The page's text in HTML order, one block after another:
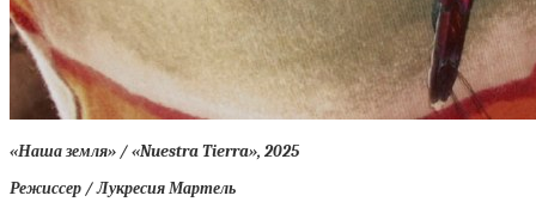
«Наша земля» / «Nuestra Tierra», 2025
Режиссер / Лукресия Мартель